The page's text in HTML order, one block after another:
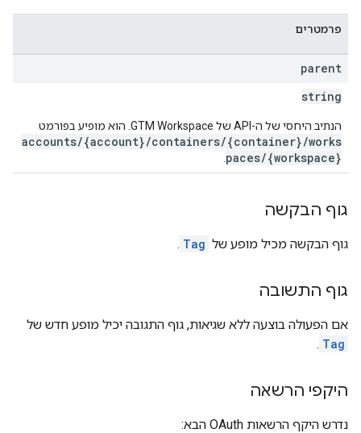
פרמטרים
parent
string
הנתיב היחסי של ה-API של GTM Workspace. הוא מופיע בפורמט
accounts/{account}/containers/{container}/works
paces/{workspace}
גוף הבקשה
גוף הבקשה מכיל מופע של Tag
.
גוף התשובה
אם הפעולה בוצעה ללא שגיאות, גוף התגובה יכיל מופע חדש של
Tag
.
היקפי הרשאה
נדרש היקף הרשאות OAuth הבא: